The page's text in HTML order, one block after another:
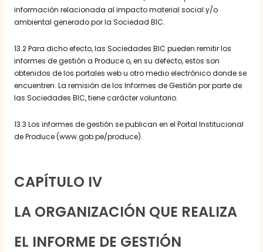
información relacionada al impacto material social y/o
ambiental generado por la Sociedad BIC.
13.2 Para dicho efecto, las Sociedades BIC pueden remitir los
informes de gestión a Produce o, en su defecto, estos son
obtenidos de los portales web u otro medio electrónico donde se
encuentren. La remisión de los Informes de Gestión por parte de
las Sociedades BIC, tiene carácter voluntario.
13.3 Los informes de gestión se publican en el Portal Institucional
de Produce (www.gob.pe/produce).
CAPÍTULO IV
LA ORGANIZACIÓN QUE REALIZA
EL INFORME DE GESTIÓN